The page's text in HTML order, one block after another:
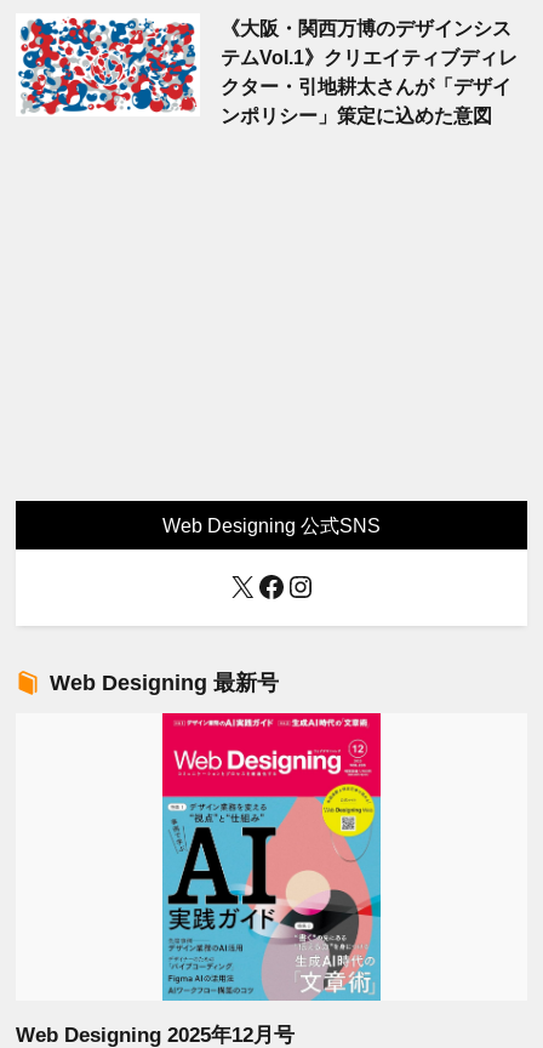
《大阪・関西万博のデザインシス
テムVol.1》クリエイティブディレ
クター・引地耕太さんが「デザイ
ンポリシー」策定に込めた意図
Web Designing 公式SNS
X Facebook
Instagram
Web Designing 最新号
Web Designing 2025年12月号